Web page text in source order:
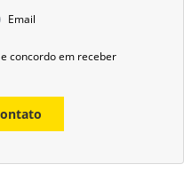
Email
e concordo em receber